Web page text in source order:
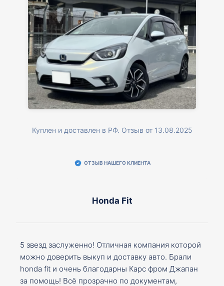
Куплен и доставлен в РФ. Отзыв от 13.08.2025
ОТЗЫВ НАШЕГО КЛИЕНТА
Honda Fit
5 звезд заслуженно! Отличная компания которой
можно доверить выкуп и доставку авто. Брали
honda fit и очень благодарны Карс фром Джапан
за помощь! Всё прозрачно по документам,